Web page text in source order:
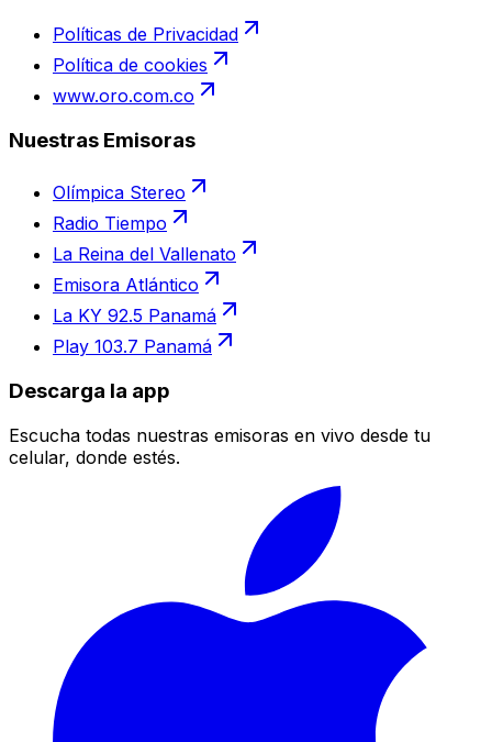
Políticas de Privacidad
Política de cookies
www.oro.com.co
Nuestras Emisoras
Olímpica Stereo
Radio Tiempo
La Reina del Vallenato
Emisora Atlántico
La KY 92.5 Panamá
Play 103.7 Panamá
Descarga la app
Escucha todas nuestras emisoras en vivo desde tu
celular, donde estés.